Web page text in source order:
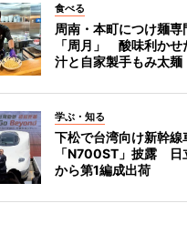
食べる
周南・本町につけ麺専
「周月」 酸味利かせ
汁と自家製手もみ太麺
学ぶ・知る
下松で台湾向け新幹線
「N700ST」披露 日
から第1編成出荷